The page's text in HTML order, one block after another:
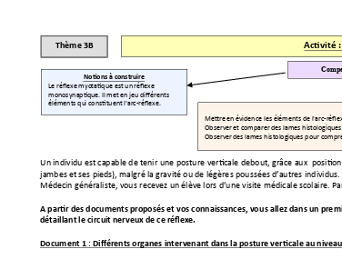
Un individu est capable de tenir une posture verticale debout, grâce aux  p
jambes et ses pieds) , malgré la gravité ou de légères poussées d’autres individus.
Médecin généraliste, vous recevez un élève lors d’une visite médicale scolaire.
A partir des d ocuments proposés et vos connaissances, vous allez dans un pre
détaillant le circuit nerveux de ce réflexe.
Document 1 : Différents organes intervenant dans la posture verticale au
Activité :
Thème 3B
Notions à construire
Le réflexe myotatique est un réflexe
monosynaptique. Il met en jeu différents
éléments qui constituent l'arc-réflexe.
Mettre en évidence les éléments de l'arc-
Observer et comparer des lames hi
Observer des lames histologiques pour